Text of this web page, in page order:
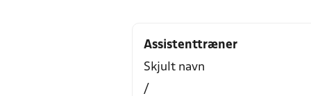
Assistenttræner
Skjult navn
/